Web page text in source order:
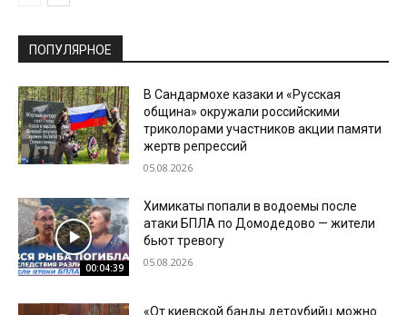
ПОПУЛЯРНОЕ
В Сандармохе казаки и «Русская
община» окружали российскими
триколорами участников акции памяти
жертв репрессий
05.08.2026
00:04:39
Химикаты попали в водоемы после
атаки БПЛА по Домодедово — жители
бьют тревогу
05.08.2026
«От киевской банды детоубийц можно